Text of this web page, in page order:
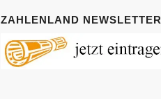
ZAHLENLAND NEWSLETTER